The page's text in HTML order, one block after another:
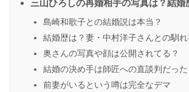
三山ひろしの再婚相手の写真は？結婚
島崎和歌子との結婚説は本当？
結婚歴は？妻・中村洋子さんとの馴
奥さんの写真や顔は公開されてる？
結婚の決め手は師匠への直談判だった
前妻がいるという噂は完全なデマ